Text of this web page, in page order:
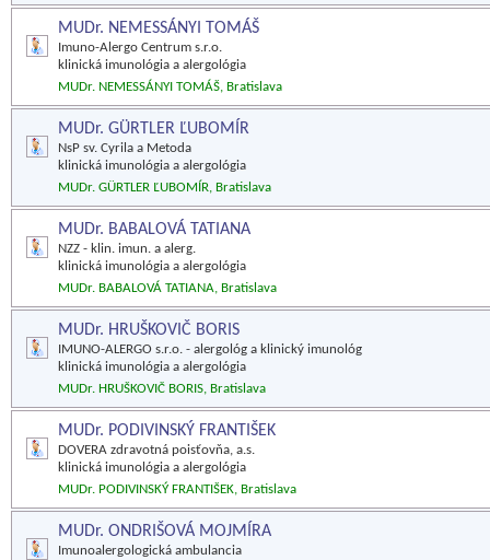
MUDr. NEMESSÁNYI TOMÁŠ
Imuno-Alergo Centrum s.r.o.
klinická imunológia a alergológia
MUDr. NEMESSÁNYI TOMÁŠ, Bratislava
MUDr. GÜRTLER ĽUBOMÍR
NsP sv. Cyrila a Metoda
klinická imunológia a alergológia
MUDr. GÜRTLER ĽUBOMÍR, Bratislava
MUDr. BABALOVÁ TATIANA
NZZ - klin. imun. a alerg.
klinická imunológia a alergológia
MUDr. BABALOVÁ TATIANA, Bratislava
MUDr. HRUŠKOVIČ BORIS
IMUNO-ALERGO s.r.o. - alergológ a klinický imunológ
klinická imunológia a alergológia
MUDr. HRUŠKOVIČ BORIS, Bratislava
MUDr. PODIVINSKÝ FRANTIŠEK
DOVERA zdravotná poisťovňa, a.s.
klinická imunológia a alergológia
MUDr. PODIVINSKÝ FRANTIŠEK, Bratislava
MUDr. ONDRIŠOVÁ MOJMÍRA
Imunoalergologická ambulancia